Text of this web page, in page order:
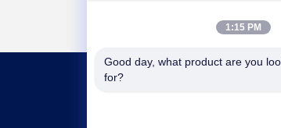
1:15 PM
Good day, what product are you
for?